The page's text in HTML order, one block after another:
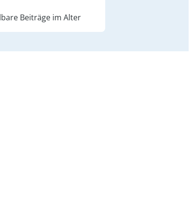
Beiträge im Alter